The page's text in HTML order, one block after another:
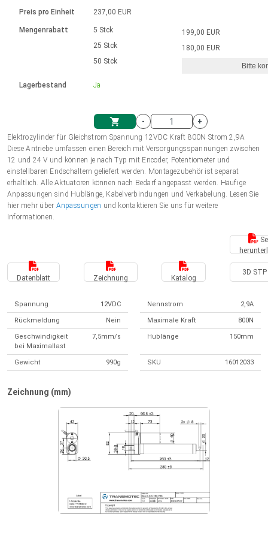
Einheitssystem
Einkaufswagen
Hubmagnete
230 - 50 Hz | 110 - 60 Hz
Drehzahlregelung für die AIS-Serie
Bürstenlose Gleichstrommotoren
mit Planetengetriebe und internem
Ø 28-42| 1-1400 rpm | <= 290Ncm
Bürstenlose DC Motor Controller
Gleichstrommotoren mit
Schneckengetriebe und Bürsten
Ø43-124mm | 31-425rpm | ≤ 41Nm
Treiber für Gleichstrommotoren mit
Synchron-Asynchron | für 1-4 Elektrozylinder
Synchron-Asynchron | für 1-4 Elektrozylinder
Français (EUR)
Polski (EUR)
Norsk (NOK)
Suomi (EUR)
Preis pro Einheit
Mengenrabatt
Lagerbestand
237,00 EUR
5 Stck
25 Stck
50 Stck
Ja
199,00 EUR
180,00 EUR
Bitte
-
+
Elektrozylinder für Gleichstrom Spannung 12VDC Kraft 800N Strom 2,9A
Diese Antriebe umfassen einen Bereich mit Versorgungsspannungen zwischen
12 und 24 V und können je nach Typ mit Encoder, Potentiometer und
einstellbaren Endschaltern geliefert werden. Montagezubehör ist separat
erhältlich. Alle Aktuatoren können nach Bedarf angepasst werden. Häufige
Anpassungen sind Hublänge, Kabelverbindungen und Verkabelung. Lesen Sie
hier mehr über Anpassungen und kontaktieren Sie uns für weitere
Informationen.
Datenblatt Zeichnung Katalog
3D STP
Spannung 12VDC Nennstrom 2,9A
Rückmeldung Nein Maximale Kraft 800N
Geschwindigkeit
bei Maximallast
7,5mm/s Hublänge 150mm
Gewicht 990g SKU 16012033
Zeichnung (mm)